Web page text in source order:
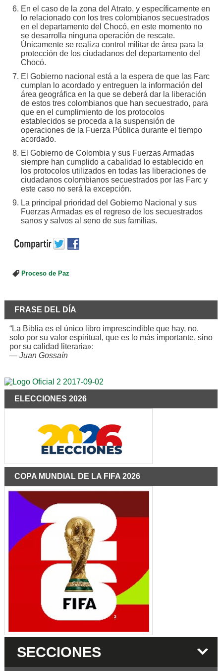
En el caso de la zona del Atrato, y específicamente en
lo relacionado con los tres colombianos secuestrados
en el departamento del Chocó, en este momento no
se desarrolla ninguna operación de rescate.
Únicamente se realiza control militar de área para la
protección de los ciudadanos del departamento del
Chocó.
El Gobierno nacional está a la espera de que las Farc
cumplan lo acordado y entreguen la información del
área geográfica en la que se deberá dar la liberación
de estos tres colombianos que han secuestrado, para
que en el cumplimiento de los protocolos
establecidos se proceda a la suspensión de
operaciones de la Fuerza Pública durante el tiempo
acordado.
El Gobierno de Colombia y sus Fuerzas Armadas
siempre han cumplido a cabalidad lo establecido en
los protocolos utilizados en todas las liberaciones de
ciudadanos colombianos secuestrados por las Farc y
este caso no será la excepción.
La principal prioridad del Gobierno Nacional y sus
Fuerzas Armadas es el regreso de los secuestrados
sanos y salvos al seno de sus familias.
Proceso de Paz
FRASE DEL DÍA
“La Biblia es el único libro imprescindible que hay, no.
solo por su valor espiritual, que es lo más importante, sino
por su calidad literaria»:
— Juan Gossaín
ELECCIONES 2026
COPA MUNDIAL DE LA FIFA 2026
SECCIONES